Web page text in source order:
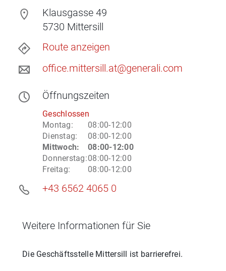
Klausgasse 49
5730 Mittersill
Route anzeigen
office.mittersill.at@generali.com
Öffnungszeiten
Geschlossen
Montag:
08:00-12:00
Dienstag:
08:00-12:00
Mittwoch:
08:00-12:00
Donnerstag:08:00-12:00
Freitag: 08:00-12:00
+43 6562 4065 0
Weitere Informationen für Sie
Die Geschäftsstelle Mittersill ist barrierefrei.